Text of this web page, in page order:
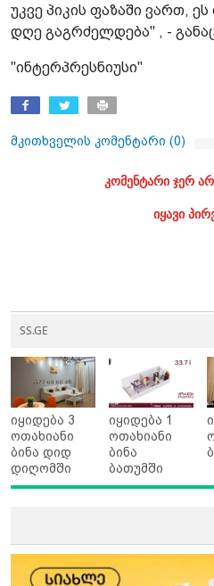
უკვე პიკის ფაზაში ვართ,
დღე გაგრძელდება" , -
"ინტერპრესნიუსი"
მკითხველის კომენტარი (0)
კომენტარი ჯერ
იყავი
SS.GE
იყიდება 3
ოთახიანი
ბინა დიდ
დიღომში
იყიდება 1
ოთახიანი
ბინა
ბათუმში